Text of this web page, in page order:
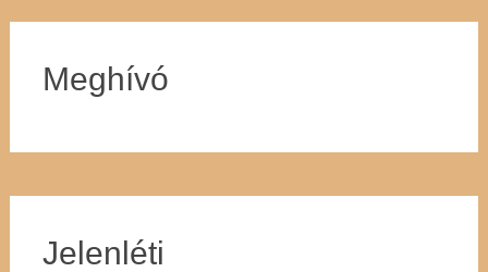
Meghívó
Jelenléti